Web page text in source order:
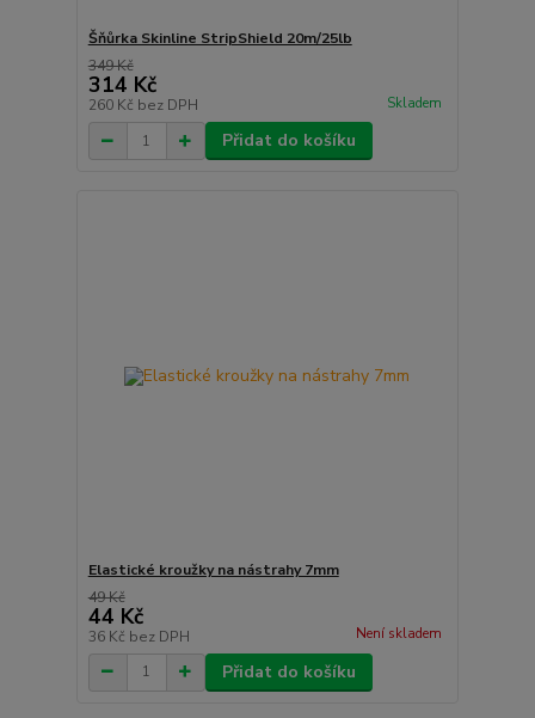
Šňůrka Skinline StripShield 20m/25lb
349 Kč
314 Kč
260 Kč bez DPH Skladem
Přidat do košíku
Elastické kroužky na nástrahy 7mm
49 Kč
44 Kč
36 Kč bez DPH Není skladem
Přidat do košíku